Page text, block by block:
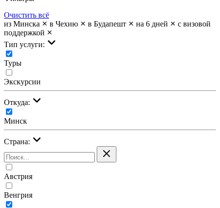
Очистить всё
из Минска
в Чехию в Будапешт на 6 дней
с визовой
поддержкой
Тип услуги:
Туры
Экскурсии
Откуда:
Минск
Страна:
Австрия
Венгрия